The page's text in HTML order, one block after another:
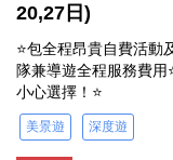
20,27日)
⭐包全程昂貴自費活動
隊兼導遊全程服務費用
小心選擇！⭐
美景遊 深度遊